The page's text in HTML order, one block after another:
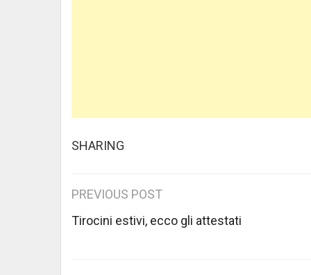
SHARING
Post
navigation
PREVIOUS POST
Tirocini estivi, ecco gli attestati